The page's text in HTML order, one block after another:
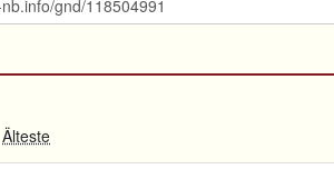
Älteste